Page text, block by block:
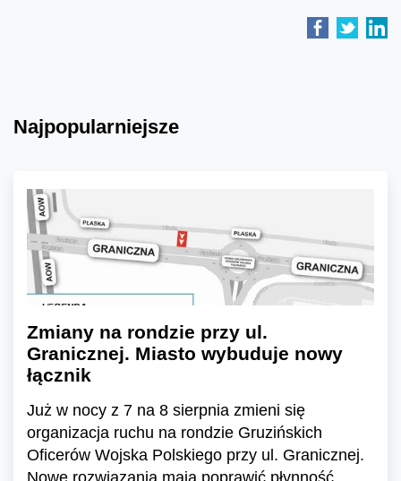
Najpopularniejsze
Zmiany na rondzie przy ul.
Granicznej. Miasto wybuduje nowy
łącznik
Już w nocy z 7 na 8 sierpnia zmieni się
organizacja ruchu na rondzie Gruzińskich
Oficerów Wojska Polskiego przy ul. Granicznej.
Nowe rozwiązania mają poprawić płynność